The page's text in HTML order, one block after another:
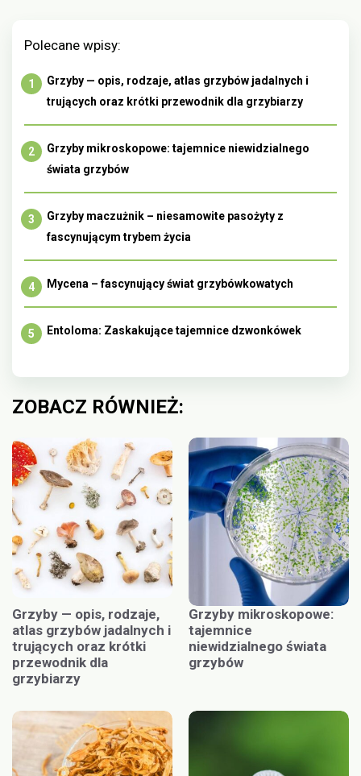
Polecane wpisy:
Grzyby — opis, rodzaje, atlas grzybów jadalnych i
trujących oraz krótki przewodnik dla grzybiarzy
Grzyby mikroskopowe: tajemnice niewidzialnego
świata grzybów
Grzyby maczużnik – niesamowite pasożyty z
fascynującym trybem życia
Mycena – fascynujący świat grzybówkowatych
Entoloma: Zaskakujące tajemnice dzwonkówek
ZOBACZ RÓWNIEŻ:
Grzyby — opis, rodzaje,
atlas grzybów jadalnych i
trujących oraz krótki
przewodnik dla
grzybiarzy
Grzyby mikroskopowe:
tajemnice
niewidzialnego świata
grzybów